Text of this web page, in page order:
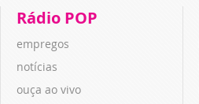
Rádio POP
empregos
notícias
ouça ao vivo